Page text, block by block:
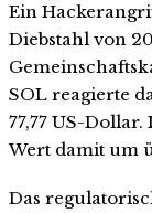
Ein
Diebstahl von
SOL reagierte
77,77 US-
Wert damit um
Das